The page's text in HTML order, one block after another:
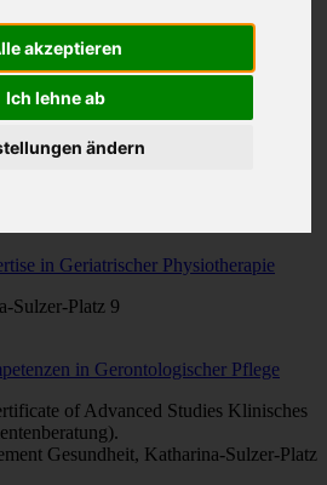
akzeptieren
Ich lehne ab
ändern
in Geriatrischer Physiotherapie
Sulzer-Platz 9
in Gerontologischer Pflege
of Advanced Studies Klinisches
Gesundheit, Katharina-Sulzer-Platz